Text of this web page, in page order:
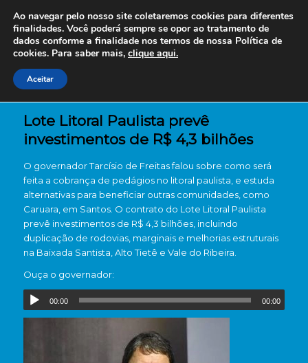
Lote Litoral Paulista prevê
investimentos de R$ 4,3 bilhões
O governador Tarcísio de Freitas falou sobre como será
feita a cobrança de pedágios no litoral paulista, e estuda
alternativas para beneficiar outras comunidades, como
Caruara, em Santos. O contrato do Lote Litoral Paulista
prevê investimentos de R$ 4,3 bilhões, incluindo
duplicação de rodovias, marginais e melhorias estruturais
na Baixada Santista, Alto Tietê e Vale do Ribeira.
Ouça o governador:
00:00 00:00
Ao navegar pelo nosso site coletaremos cookies para diferentes
finalidades. Você poderá sempre se opor ao tratamento de
dados conforme a finalidade nos termos de nossa Política de
cookies. Para saber mais, clique aqui.
Aceitar